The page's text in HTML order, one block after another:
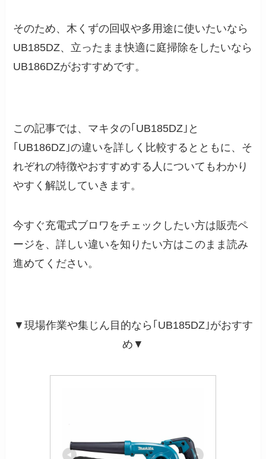
そのため、木くずの回収や多用途に使いたいなら
UB185DZ、立ったまま快適に庭掃除をしたいなら
UB186DZがおすすめです。
この記事では、マキタの｢UB185DZ｣と
｢UB186DZ｣の違いを詳しく比較するとともに、そ
れぞれの特徴やおすすめする人についてもわかり
やすく解説していきます。
今すぐ充電式ブロワをチェックしたい方は販売ペ
ージを、詳しい違いを知りたい方はこのまま読み
進めてください。
▼現場作業や集じん目的なら｢UB185DZ｣がおすす
め▼